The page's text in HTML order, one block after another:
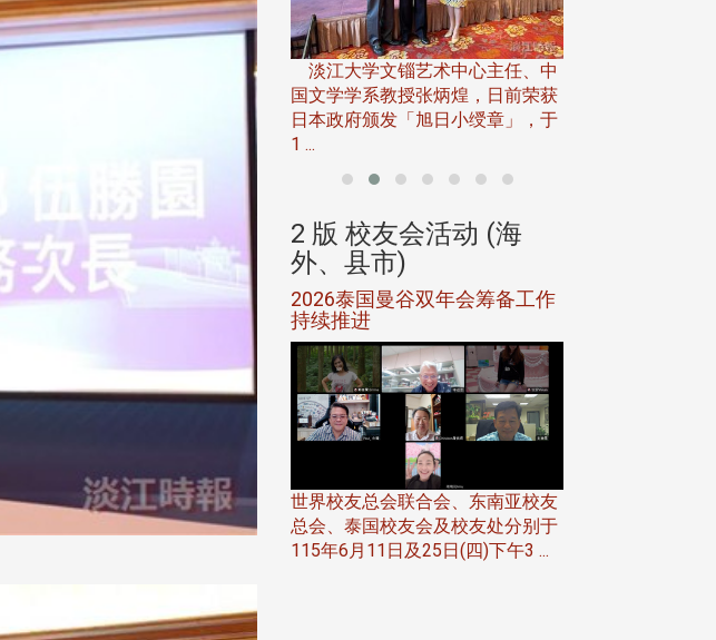
月31日(五)任期届满。董事会于6月
淡江大学文锱艺术中心主任、中
国文学学系教授张炳煌，日前荣获
日本政府颁发「旭日小绶章」，于
1 ...
2 版 校友会活动 (海
外、县市)
南加州校友会召开115年年中
理事会议 许宗由当选116年
会长 并获授权承办下届世界
南加州校友会于115年6月27日(日)
2 版 校友会活动 (海
外、县市)
2026泰国曼谷双年会筹备工作
持续推进
世界校友总会联合会、东南亚校友
总会、泰国校友会及校友处分别于
115年6月11日及25日(四)下午3 ...